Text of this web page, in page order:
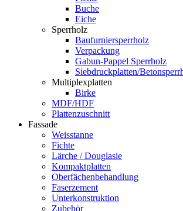
Buche
Eiche
Sperrholz
Baufurniersperrholz
Verpackung
Gabun-Pappel Sperrholz
Siebdruckplatten/
Multiplexplatten
Birke
MDF/HDF
Plattenzuschnitt
Fassade
Weisstanne
Fichte
Lärche / Douglasie
Kompaktplatten
Oberfächenbehandlung
Faserzement
Unterkonstruktion
Zubehör